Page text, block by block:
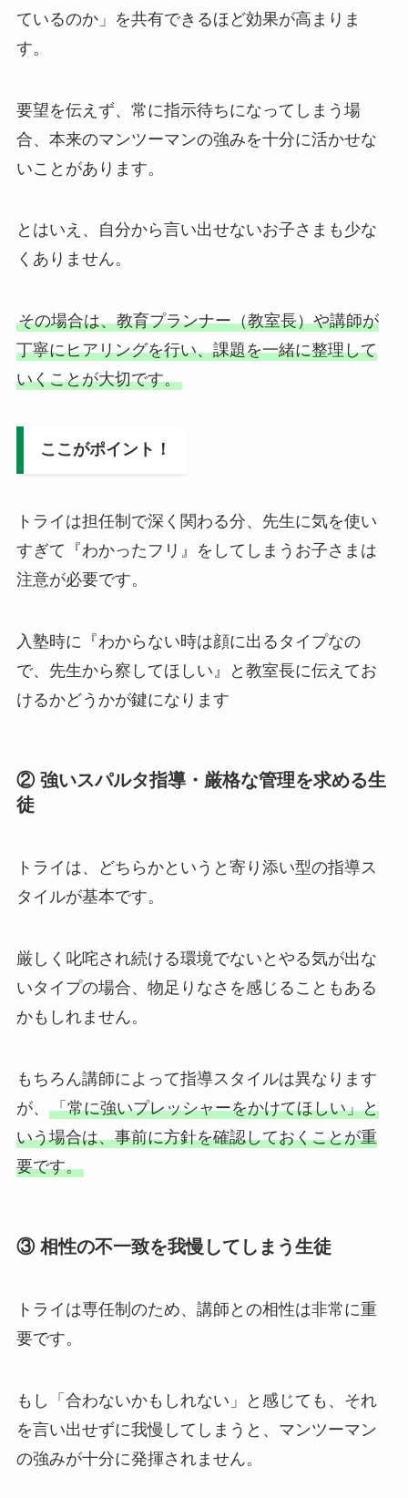
ているのか」を共有できるほど効果が高まりま
す。
要望を伝えず、常に指示待ちになってしまう場
合、本来のマンツーマンの強みを十分に活かせな
いことがあります。
とはいえ、自分から言い出せないお子さまも少な
くありません。
その場合は、教育プランナー（教室長）や講師が
丁寧にヒアリングを行い、課題を一緒に整理して
いくことが大切です。
ここがポイント！
トライは担任制で深く関わる分、先生に気を使い
すぎて『わかったフリ』をしてしまうお子さまは
注意が必要です。
入塾時に『わからない時は顔に出るタイプなの
で、先生から察してほしい』と教室長に伝えてお
けるかどうかが鍵になります
② 強いスパルタ指導・厳格な管理を求める生
徒
トライは、どちらかというと寄り添い型の指導ス
タイルが基本です。
厳しく叱咤され続ける環境でないとやる気が出な
いタイプの場合、物足りなさを感じることもある
かもしれません。
もちろん講師によって指導スタイルは異なります
が、 「常に強いプレッシャーをかけてほしい」と
いう場合は、事前に方針を確認しておくことが重
要です。
③ 相性の不一致を我慢してしまう生徒
トライは専任制のため、講師との相性は非常に重
要です。
もし「合わないかもしれない」と感じても、それ
を言い出せずに我慢してしまうと、マンツーマン
の強みが十分に発揮されません。